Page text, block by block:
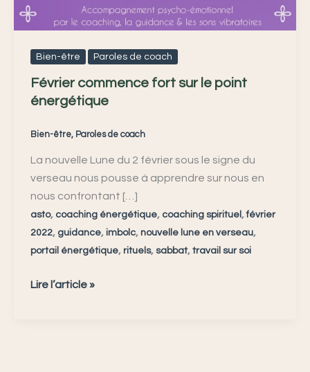
Bien-être Paroles de coach
Février commence fort sur le point
énergétique
Bien-être, Paroles de coach
La nouvelle Lune du 2 février sous le signe du
verseau nous pousse à apprendre sur nous en
nous confrontant […]
asto, coaching énergétique, coaching spirituel ,février
2022, guidance, imbolc, nouvelle lune en verseau,
portail énergétique, rituels, sabbat, travail sur soi
Lire l’article »